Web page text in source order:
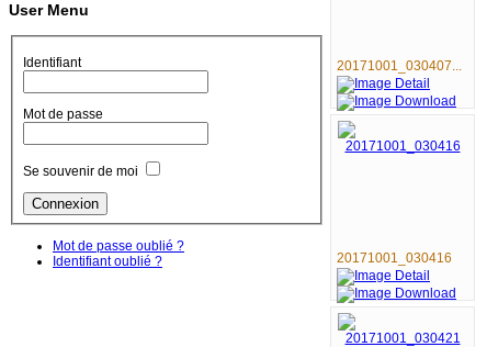
User Menu
Identifiant
Mot de passe
Se souvenir de moi
Mot de passe oublié ?
Identifiant oublié ?
20171001_030407...
20171001_030416